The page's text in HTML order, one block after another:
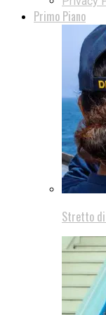
Primo Piano
Stretto di